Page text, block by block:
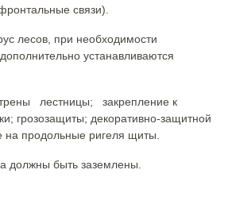
связи).
лесов, при необходимости
устанавливаются
лестницы; закрепление к
грозозащиты; декоративно-защитной
на продольные ригеля щиты.
должны быть заземлены.